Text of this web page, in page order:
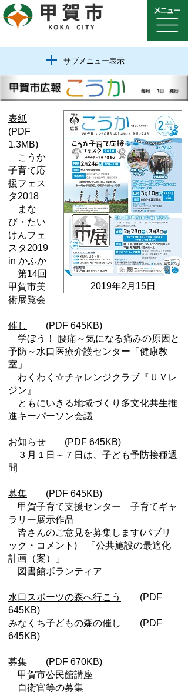
サブメニュー表示
2019年2月15日
表紙
(PDF
1.3MB)
こうか
子育て応
援フェス
タ2018
まな
び・たい
けんフェ
スタ2019
in かふか
第14回
甲賀市美
術展覧会
催し
(PDF 645KB)
学ぼう！ 腰痛～気になる痛みの原因と
予防～水口医療介護センター「健康教
室」
わくわく☆チャレンジクラブ『ＵＶレ
ジン』
ともにいきる地域づくり多文化共生推
進キーパーソン会議
お知らせ (PDF 645KB)
３月１日～７日は、子ども予防接種週
間
募集 (PDF 645KB)
甲賀子育て支援センター 子育てギャ
ラリー展示作品
皆さんのご意見を募集します(パブリ
ック・コメント) 「公共施設の最適化
計画（案）」
図書館ボランティア
水口スポーツの森へ行こう
(PDF
645KB)
みなくち子どもの森の催し
(PDF
645KB)
募集 (PDF 670KB)
甲賀市公民館講座
自衛官等の募集